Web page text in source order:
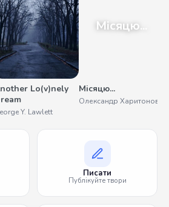
Lo(v)nely
Y. Lawlett
Місяцю...
Місяцю...
Олександр Харитонов
Писати
Публікуйте твори